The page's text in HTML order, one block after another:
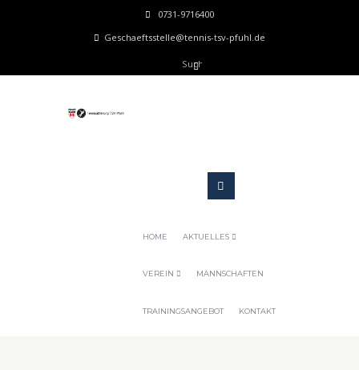
0731-9716400
Geschaeftsstelle@tennis-tsv-pfuhl.de
HOME AKTUELLES
VEREIN MANNSCHAFTEN
TRAININGSANGEBOT KONTAKT